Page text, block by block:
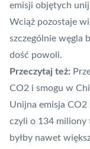
emisji objętych
Wciąż pozostaje
szczególnie węgla
dość powoli.
Przeczytaj też:
CO2 i smogu w
Unijna emisja CO2
czyli o 134 miliony
byłby nawet